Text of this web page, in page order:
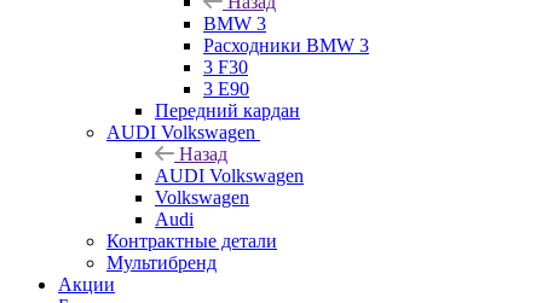
BMW 3
Расходники BMW 3
3 F30
3 E90
Передний кардан
AUDI Volkswagen
Назад
AUDI Volkswagen
Volkswagen
Audi
Контрактные детали
Мультибренд
Акции